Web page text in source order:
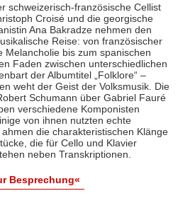
schweizerisch-französische Cellist
Croisé und die georgische
Ana Bakradze nehmen den
Reise: von französischer
Melancholie bis zum spanischen
Faden zwischen unterschiedlichen
der Albumtitel „Folklore“ –
weht der Geist der Volksmusik. Die
Schumann über Gabriel Fauré
verschiedene Komponisten
von ihnen nutzten echte
die charakteristischen Klänge
die für Cello und Klavier
neben Transkriptionen.
Besprechung«